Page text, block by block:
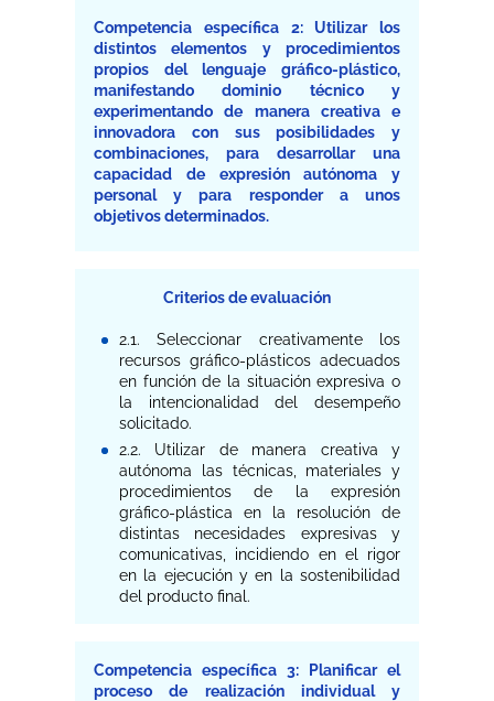
Competencia específica 2: Utilizar los
distintos elementos y procedimientos
propios del lenguaje gráfico-plástico,
manifestando dominio técnico y
experimentando de manera creativa e
innovadora con sus posibilidades y
combinaciones, para desarrollar una
capacidad de expresión autónoma y
personal y para responder a unos
objetivos determinados.
Criterios de evaluación
2.1. Seleccionar creativamente los
recursos gráfico-plásticos adecuados
en función de la situación expresiva o
la intencionalidad del desempeño
solicitado.
2.2. Utilizar de manera creativa y
autónoma las técnicas, materiales y
procedimientos de la expresión
gráfico-plástica en la resolución de
distintas necesidades expresivas y
comunicativas, incidiendo en el rigor
en la ejecución y en la sostenibilidad
del producto final.
Competencia específica 3: Planificar el
proceso de realización individual y